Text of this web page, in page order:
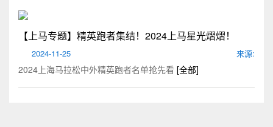
【上马专题】精英跑者集结！2024上马星光熠熠！
2024-11-25 来源:
2024上海马拉松中外精英跑者名单抢先看 [全部]